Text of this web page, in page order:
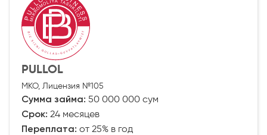
PULLOL
МКО, Лицензия №105
Сумма займа: 50 000 000 сум
Срок: 24 месяцев
Переплата: от 25% в год